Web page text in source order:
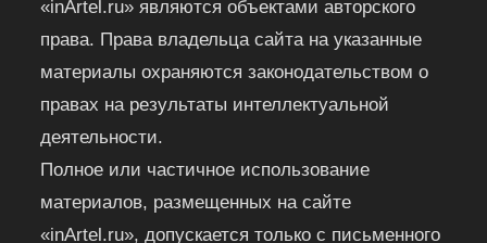
«inArtel.ru» являются объектами авторского
права. Права владельца сайта на указанные
материалы охраняются законодательством о
правах на результаты интеллектуальной
деятельности.
Полное или частичное использование
материалов, размещенных на сайте
«inArtel.ru», допускается только с письменного